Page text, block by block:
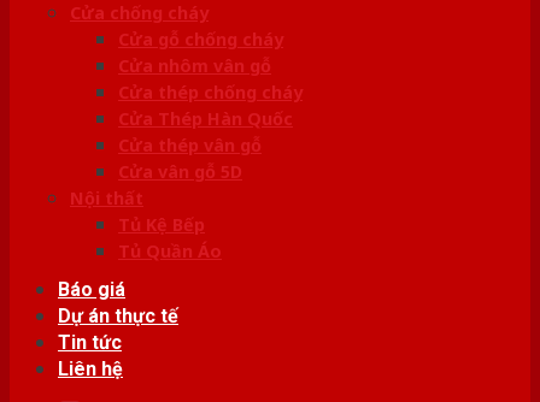
Cửa chống cháy
Cửa gỗ chống cháy
Cửa nhôm vân gỗ
Cửa thép chống cháy
Cửa Thép Hàn Quốc
Cửa thép vân gỗ
Cửa vân gỗ 5D
Nội thất
Tủ Kệ Bếp
Tủ Quần Áo
Báo giá
Dự án thực tế
Tin tức
Liên hệ